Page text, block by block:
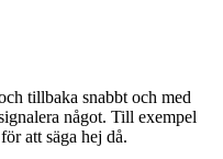
tillbaka snabbt och med
något. Till exempel
att säga hej då.